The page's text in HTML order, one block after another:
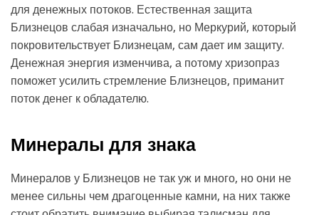
для денежных потоков. Естественная защита
Близнецов слабая изначально, но Меркурий, который
покровительствует Близнецам, сам дает им защиту.
Денежная энергия изменчива, а потому хризопраз
поможет усилить стремление Близнецов, приманит
поток денег к обладателю.
Минералы для знака
Минералов у Близнецов не так уж и много, но они не
менее сильны чем драгоценные камни, на них также